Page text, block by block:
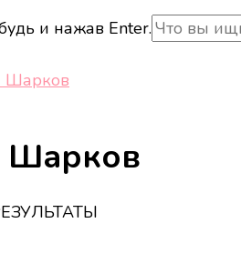
и нажав Enter.
Шарков
Шарков